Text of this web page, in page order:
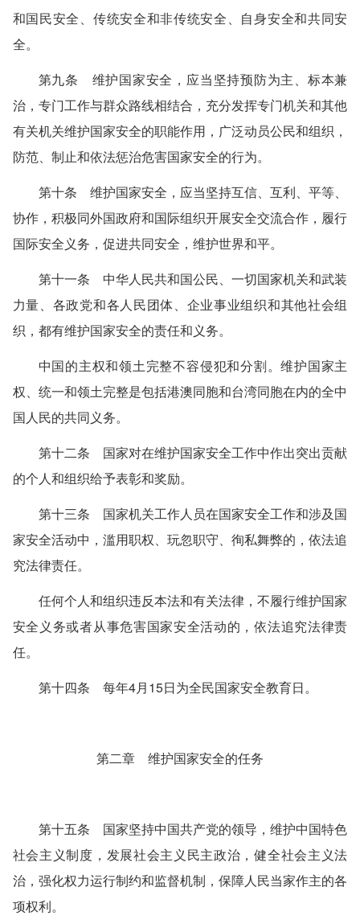
和国民安全、传统安全和非传统安全、自身安全和共同安
全。
第九条 维护国家安全，应当坚持预防为主、标本兼
治，专门工作与群众路线相结合，充分发挥专门机关和其他
有关机关维护国家安全的职能作用，广泛动员公民和组织，
防范、制止和依法惩治危害国家安全的行为。
第十条 维护国家安全，应当坚持互信、互利、平等、
协作，积极同外国政府和国际组织开展安全交流合作，履行
国际安全义务，促进共同安全，维护世界和平。
第十一条 中华人民共和国公民、一切国家机关和武装
力量、各政党和各人民团体、企业事业组织和其他社会组
织，都有维护国家安全的责任和义务。
中国的主权和领土完整不容侵犯和分割。维护国家主
权、统一和领土完整是包括港澳同胞和台湾同胞在内的全中
国人民的共同义务。
第十二条 国家对在维护国家安全工作中作出突出贡献
的个人和组织给予表彰和奖励。
第十三条 国家机关工作人员在国家安全工作和涉及国
家安全活动中，滥用职权、玩忽职守、徇私舞弊的，依法追
究法律责任。
任何个人和组织违反本法和有关法律，不履行维护国家
安全义务或者从事危害国家安全活动的，依法追究法律责
任。
第十四条 每年4月15日为全民国家安全教育日。
第二章 维护国家安全的任务
第十五条 国家坚持中国共产党的领导，维护中国特色
社会主义制度，发展社会主义民主政治，健全社会主义法
治，强化权力运行制约和监督机制，保障人民当家作主的各
项权利。